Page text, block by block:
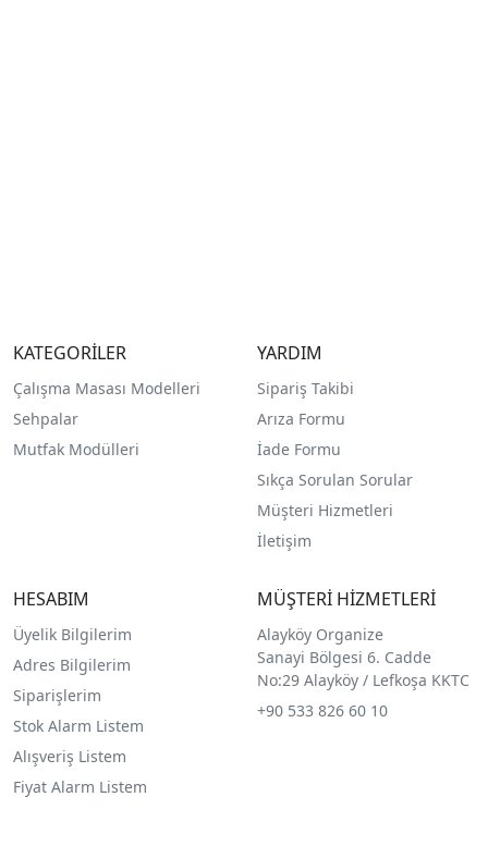
KATEGORİLER
Çalışma Masası Modelleri
Sehpalar
Mutfak Modülleri
YARDIM
Sipariş Takibi
Arıza Formu
İade Formu
Sıkça Sorulan Sorular
Müşteri Hizmetleri
İletişim
HESABIM
Üyelik Bilgilerim
Adres Bilgilerim
Siparişlerim
Stok Alarm Listem
Alışveriş Listem
Fiyat Alarm Listem
MÜŞTERİ HİZMETLERİ
Alayköy Organize
Sanayi Bölgesi 6. Cadde
No:29 Alayköy / Lefkoşa KKTC
+90 533 826 60 10